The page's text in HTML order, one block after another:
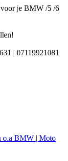
voor je BMW /5 /6
| 07119921081
o.a BMW | Moto